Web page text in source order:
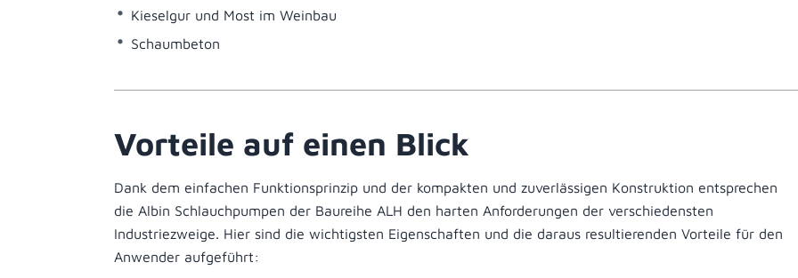
Kieselgur und Most im Weinbau
Schaumbeton
Vorteile auf einen Blick
Dank dem einfachen Funktionsprinzip und der kompakten und zuverlässigen Konstruktion entsprechen
die Albin Schlauchpumpen der Baureihe ALH den harten Anforderungen der verschiedensten
Industriezweige. Hier sind die wichtigsten Eigenschaften und die daraus resultierenden Vorteile für den
Anwender aufgeführt: